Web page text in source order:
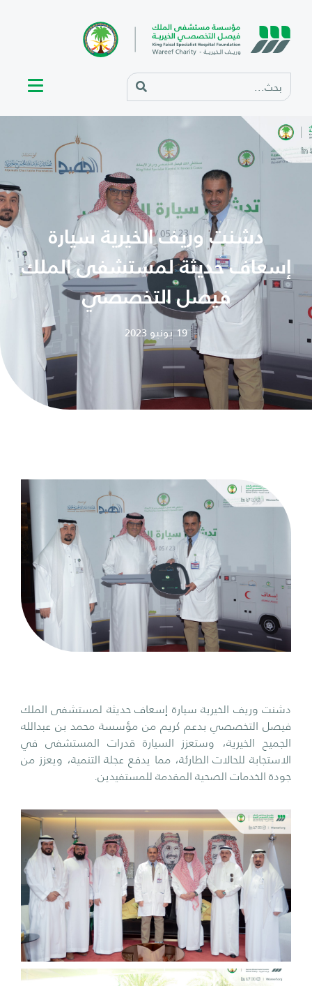
دشنت وريف الخيرية سيارة
إسعاف حديثة لمستشفى الملك
فيصل التخصصي
19 يونيو 2023
دشنت وريف الخيرية سيارة إسعاف حديثة لمستشفى الملك
فيصل التخصصي بدعم كريم من مؤسسة محمد بن عبدالله
الجميح الخيرية، وستعزز السيارة قدرات المستشفى في
الاستجابة للحالات الطارئة، مما يدفع عجلة التنمية، ويعزز من
جودة الخدمات الصحية المقدمة للمستفيدين.